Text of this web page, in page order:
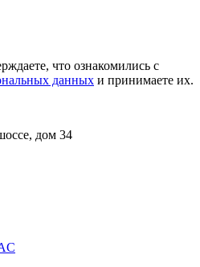
что ознакомились с
данных и принимаете их.
дом 34